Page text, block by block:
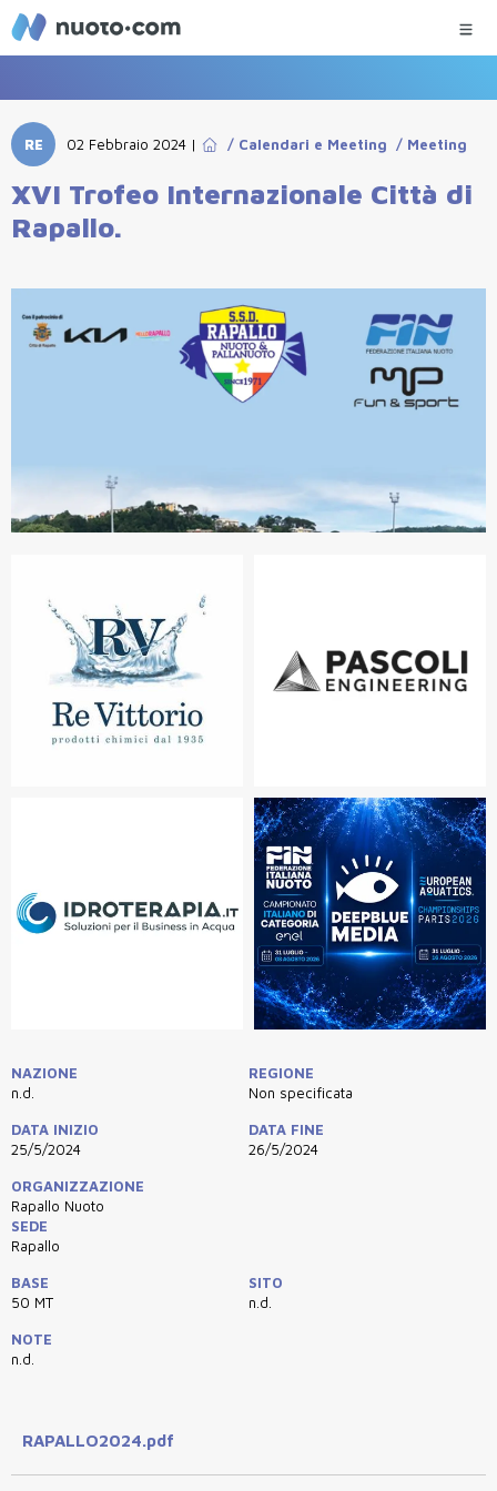
RE 02 Febbraio 2024 | / Calendari e Meeting / Meeting
XVI Trofeo Internazionale Città di
Rapallo.
NAZIONE
n.d.
REGIONE
Non specificata
DATA INIZIO
25/5/2024
DATA FINE
26/5/2024
ORGANIZZAZIONE
Rapallo Nuoto
SEDE
Rapallo
BASE
50 MT
SITO
n.d.
NOTE
n.d.
RAPALLO2024.pdf